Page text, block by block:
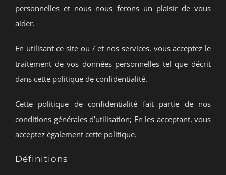
personnelles et nous nous ferons un plaisir de vous
aider.
En utilisant ce site ou / et nos services, vous acceptez le
traitement de vos données personnelles tel que décrit
dans cette politique de confidentialité.
Cette politique de confidentialité fait partie de nos
conditions générales d’utilisation; En les acceptant, vous
acceptez également cette politique.
Définitions